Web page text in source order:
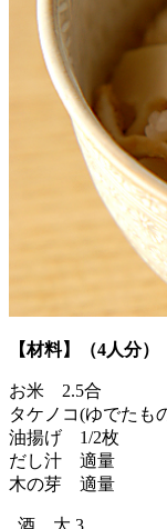
【材料】（4人分）
お米 2.5合
タケノコ(ゆでた
油揚げ 1/2枚
だし汁 適量
木の芽 適量
酒 大 3